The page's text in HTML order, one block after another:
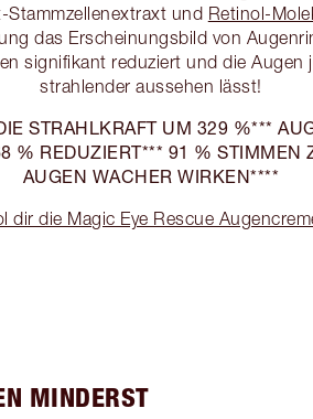
Stammzellenextraxt und Retinol-
das Erscheinungsbild von
signifikant reduziert und die Augen
strahlender aussehen lässt!
STRAHLKRAFT UM 329 %***
% REDUZIERT*** 91 % STIMMEN
AUGEN WACHER WIRKEN****
dir die Magic Eye Rescue
MINDERST